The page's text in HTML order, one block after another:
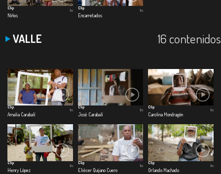
Clip
Niños
1m
Clip
Encarretados
1m
VALLE 16 contenidos
Clip
Amalia Carabalí
1m
Clip
José Carabalí
1m
Clip
Carolina Mondragón
1m
Clip
Henry López
1m
Clip
Eliécer Quijano Cuero
1m
Clip
Orlando Machado
1m